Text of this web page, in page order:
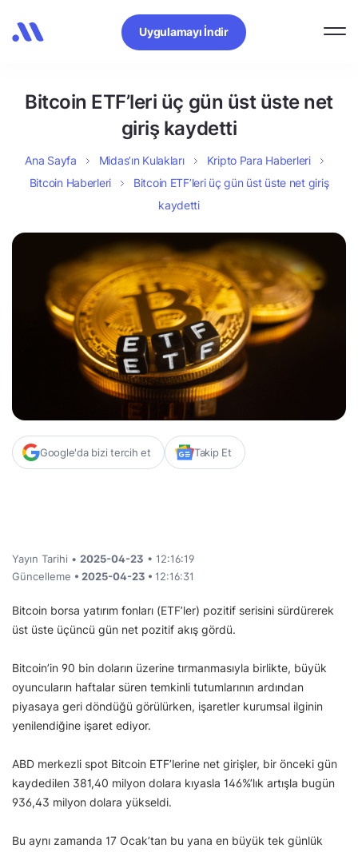
Uygulamayı İndir
Bitcoin ETF’leri üç gün üst üste net
giriş kaydetti
Ana Sayfa Midas’ın Kulakları
Kripto Para Haberleri
Bitcoin Haberleri
Bitcoin ETF’leri üç gün üst üste net giriş
kaydetti
Google'da bizi tercih et Takip Et
Yayın Tarihi • 2025-04-23 • 12:16:19
Güncelleme • 2025-04-23 • 12:16:31
Bitcoin borsa yatırım fonları (ETF’ler) pozitif serisini sürdürerek
üst üste üçüncü gün net pozitif akış gördü.
Bitcoin’in 90 bin doların üzerine tırmanmasıyla birlikte, büyük
oyuncuların haftalar süren temkinli tutumlarının ardından
piyasaya geri döndüğü görülürken, işaretler kurumsal ilginin
yenilendiğine işaret ediyor.
ABD merkezli spot Bitcoin ETF’lerine net girişler, bir önceki gün
kaydedilen 381,40 milyon dolara kıyasla 146%’lık artışla bugün
936,43 milyon dolara yükseldi.
Bu aynı zamanda 17 Ocak’tan bu yana en büyük tek günlük